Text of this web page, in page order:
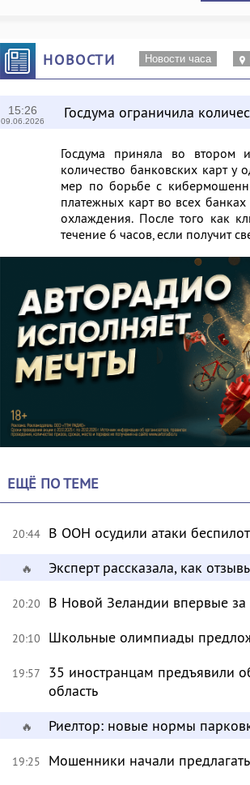
НОВОСТИ Новости часа
15:26
09.06.2026 Госдума ограничила
Госдума приняла во втором
количество банковских карт у
мер по борьбе с
платежных карт во всех
охлаждения. После того как
течение 6 часов, если получит
ЕЩЁ ПО ТЕМЕ
20:44 В ООН осудили атаки
🔥 Эксперт рассказала, как
20:20 В Новой Зеландии впервые за
20:10 Школьные олимпиады
19:57
35 иностранцам предъявили
область
🔥 Риелтор: новые нормы
19:25 Мошенники начали